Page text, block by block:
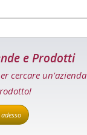
e Prodotti
cercare un'azienda